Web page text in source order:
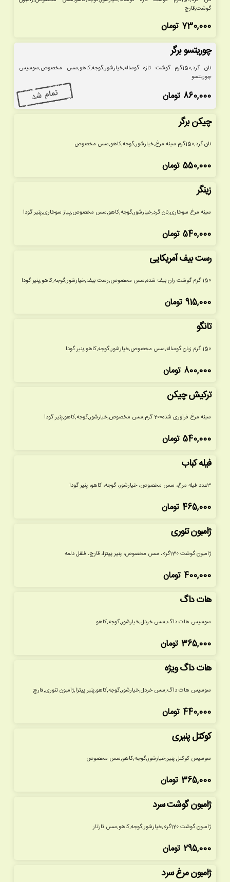
گوشت,قارچ
730,000 تومان
چوریتسو برگر
نان گرد,150گرم گوشت تازه گوساله,خیارشور,گوجه,کاهو,سس مخصوص,سوسیس
چوریتسو
860,000 تومان
چیکن برگر
نان گرد,150گرم سینه مرغ,خیارشور,گوجه,کاهو,سس مخصوص
550,000 تومان
زینگر
سینه مرغ سوخاری,نان گرد,خیارشور,گوجه,کاهو,سس مخصوص,پیاز سوخاری,پنیر گودا
540,000 تومان
رست بیف آمریکایی
150 گرم گوشت ران بیف شده,سس مخصوص,رست بیف,خیارشور,گوجه,کاهو,پنیر گودا
915,000 تومان
تانگو
150 گرم زبان گوساله,سس مخصوص,خیارشور,گوجه,کاهو,پنیر گودا
800,000 تومان
ترکیش چیکن
سینه مرغ فراوری شده200 گرم,سس مخصوص,خیارشور,گوجه,کاهو,پنیر گودا
540,000 تومان
فیله کباب
3عدد فیله مرغ، سس مخصوص، خیارشور، گوجه، کاهو، پنیر گودا
465,000 تومان
ژامبون تنوری
ژامبون گوشت 130گرم، سس مخصوص، پنیر پیتزا، قارچ، فلفل دلمه
400,000 تومان
هات داگ
سوسیس هات داگ,سس خردل,خیارشور,گوجه,کاهو
365,000 تومان
هات داگ ویژه
سوسیس هات داگ,سس خردل,خیارشور,گوجه,کاهو,پنیر پیتزا,ژامبون تنوری,فارچ
440,000 تومان
کوکتل پنیری
سوسیس کوکتل پنیر,خیارشور,گوجه,کاهو,سس مخصوص
365,000 تومان
ژامبون گوشت سرد
ژامبون گوشت 120گرم,خیارشور,گوجه,کاهو,سس تارتار
295,000 تومان
ژامبون مرغ سرد